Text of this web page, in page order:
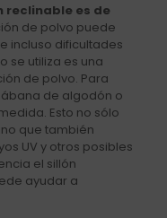
reclinable es de
de polvo puede
incluso dificultades
se utiliza es una
de polvo. Para
de algodón o
Esto no sólo
que también
UV y otros posibles
el sillón
ayudar a